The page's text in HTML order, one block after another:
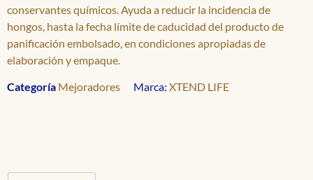
conservantes químicos. Ayuda a reducir la incidencia de
hongos, hasta la fecha límite de caducidad del producto de
panificación embolsado, en condiciones apropiadas de
elaboración y empaque.
Categoría Mejoradores Marca: XTEND LIFE